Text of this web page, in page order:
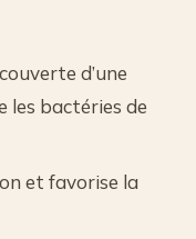
d’une
les bactéries de
et favorise la